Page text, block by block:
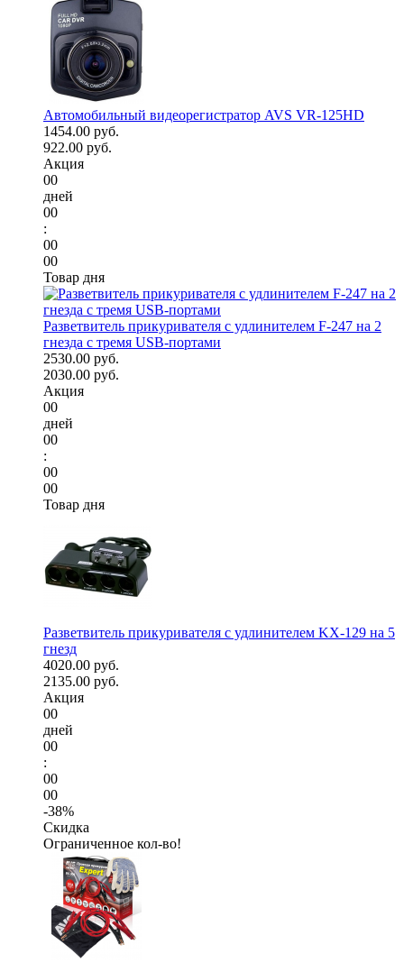
Автомобильный видеорегистратор AVS VR-125HD
1454.00 руб.
922.00 руб.
Акция
00
дней
00
:
00
00
Товар дня
Разветвитель прикуривателя с удлинителем F-247 на 2
гнезда с тремя USB-портами
2530.00 руб.
2030.00 руб.
Акция
00
дней
00
:
00
00
Товар дня
Разветвитель прикуривателя с удлинителем KX-129 на 5
гнезд
4020.00 руб.
2135.00 руб.
Акция
00
дней
00
:
00
00
-38%
Скидка
Ограниченное кол-во!